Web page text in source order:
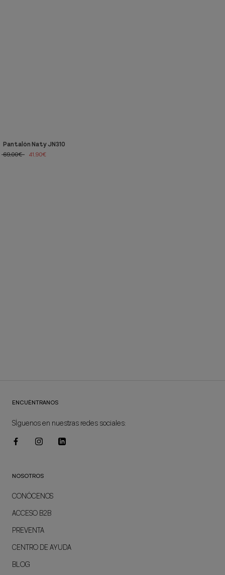
Pantalón Naty JN310
69,00€
41,90€
ENCUÉNTRANOS
SÍguenos en nuestras redes sociales:
NOSOTROS
CONÓCENOS
ACCESO B2B
PREVENTA
CENTRO DE AYUDA
BLOG